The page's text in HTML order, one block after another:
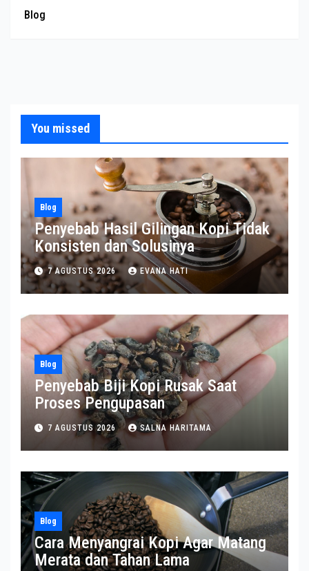
Blog
You missed
Blog
Penyebab Hasil Gilingan Kopi Tidak
Konsisten dan Solusinya
7 AGUSTUS 2026 EVANA HATI
Blog
Penyebab Biji Kopi Rusak Saat
Proses Pengupasan
7 AGUSTUS 2026 SALNA HARITAMA
Blog
Cara Menyangrai Kopi Agar Matang
Merata dan Tahan Lama